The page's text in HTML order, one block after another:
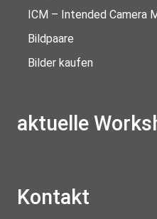
ICM – Intended Camera
Bildpaare
Bilder kaufen
aktuelle
Kontakt